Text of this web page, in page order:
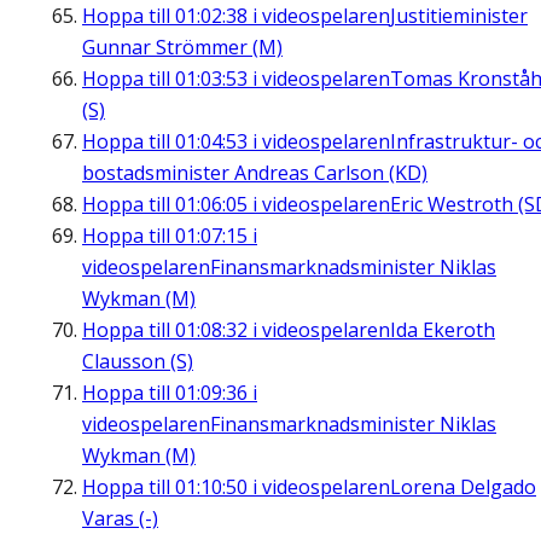
Hoppa till 01:02:38 i videospelarenJustitieminister
Gunnar Strömmer (M)
Hoppa till 01:03:53 i videospelarenTomas
(S)
Hoppa till 01:04:53 i videospelarenInfrastruktur-
bostadsminister Andreas Carlson (KD)
Hoppa till 01:06:05 i videospelarenEric Westroth
Hoppa till 01:07:15 i
videospelarenFinansmarknadsminister Niklas
Wykman (M)
Hoppa till 01:08:32 i videospelarenIda Ekeroth
Clausson (S)
Hoppa till 01:09:36 i
videospelarenFinansmarknadsminister Niklas
Wykman (M)
Hoppa till 01:10:50 i videospelarenLorena Delgado
Varas (-)